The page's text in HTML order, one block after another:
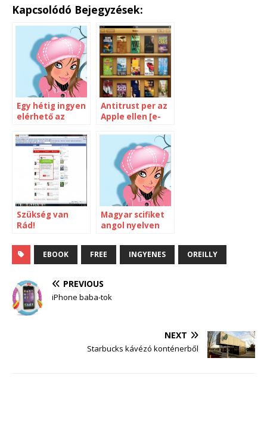
Kapcsolódó Bejegyzések:
Egy hétig ingyen
elérhető az
Britannica
Antitrust per az
Apple ellen [e-
Szükség van
Rád!
Magyar scifiket
angol nyelven
EBOOK FREE INGYENES OREILLY
PREVIOUS
iPhone baba-tok
NEXT
Starbucks kávézó konténerből